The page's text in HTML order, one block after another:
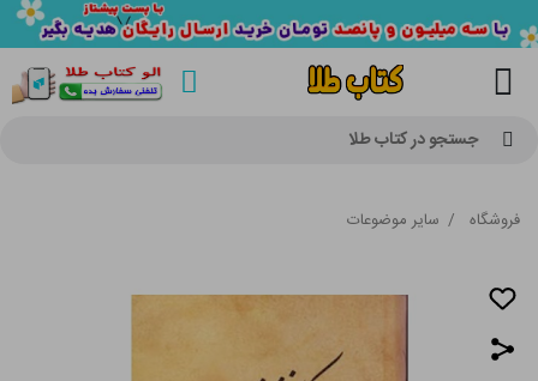
جستجو در کتاب طلا
فروشگاه / سایر موضوعات